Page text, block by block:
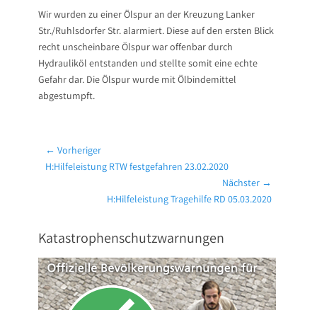
Wir wurden zu einer Ölspur an der Kreuzung Lanker
Str./Ruhlsdorfer Str. alarmiert. Diese auf den ersten Blick
recht unscheinbare Ölspur war offenbar durch
Hydrauliköl entstanden und stellte somit eine echte
Gefahr dar. Die Ölspur wurde mit Ölbindemittel
abgestumpft.
Beitragsnavigation
← Vorheriger
Vorheriger
H:Hilfeleistung RTW festgefahren 23.02.2020
Nächster →
H:Hilfeleistung Tragehilfe RD 05.03.2020
Katastrophenschutzwarnungen